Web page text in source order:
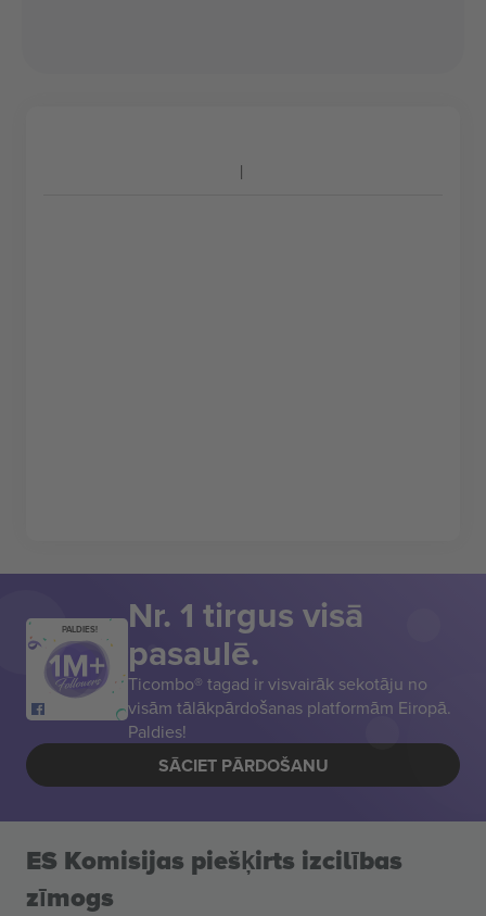
PALDIES! Nr. 1 tirgus visā
pasaulē.
Ticombo® tagad ir visvairāk sekotāju no
visām tālākpārdošanas platformām Eiropā.
Paldies!
SĀCIET PĀRDOŠANU
ES Komisijas piešķirts izcilības
zīmogs